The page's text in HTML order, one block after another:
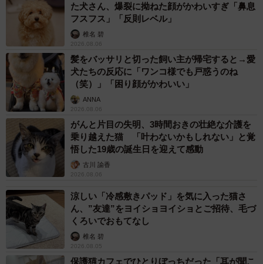
た犬さん、爆裂に拗ねた顔がかわいすぎ「鼻息
フスフス」「反則レベル」
椎名 碧
2026.08.06
髪をバッサリと切った飼い主が帰宅すると→愛
犬たちの反応に「ワンコ様でも戸惑うのね
（笑）」「困り顔がかわいい」
ANNA
2026.08.06
がんと片目の失明、3時間おきの壮絶な介護を
乗り越えた猫 「叶わないかもしれない」と覚
悟した19歳の誕生日を迎えて感動
古川 諭香
2026.08.06
涼しい「冷感敷きパッド」を気に入った猫さ
ん、”友達”をヨイショヨイショとご招待、毛づ
くろいでおもてなし
椎名 碧
2026.08.05
保護猫カフェでひとりぼっちだった「耳が聞こ